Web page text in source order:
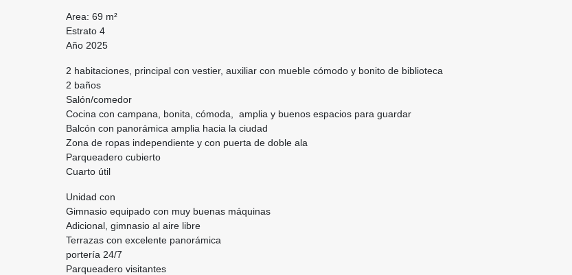
Area: 69 m²
Estrato 4
Año 2025
2 habitaciones, principal con vestier, auxiliar con mueble cómodo y bonito de biblioteca
2 baños
Salón/comedor
Cocina con campana, bonita, cómoda, amplia y buenos espacios para guardar
Balcón con panorámica amplia hacia la ciudad
Zona de ropas independiente y con puerta de doble ala
Parqueadero cubierto
Cuarto útil
Unidad con
Gimnasio equipado con muy buenas máquinas
Adicional, gimnasio al aire libre
Terrazas con excelente panorámica
portería 24/7
Parqueadero visitantes